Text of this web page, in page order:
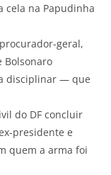
cela na Papudinha
geral,
Bolsonaro
disciplinar — que
do DF concluir
presidente e
quem a arma foi